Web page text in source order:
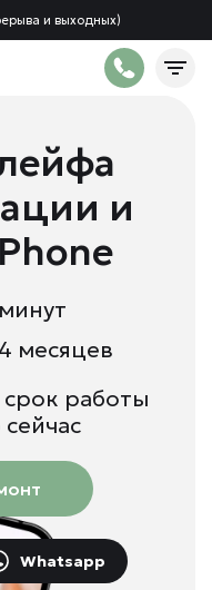
и выходных)
и
месяцев
срок работы
Whatsapp